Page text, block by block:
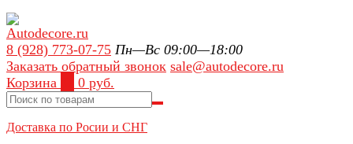
8 (928) 773-07-75 Пн—Вс 09:00—18:00
Заказать обратный звонок sale@autodecore.ru
Корзина
0 руб.
Доставка по Росии и СНГ